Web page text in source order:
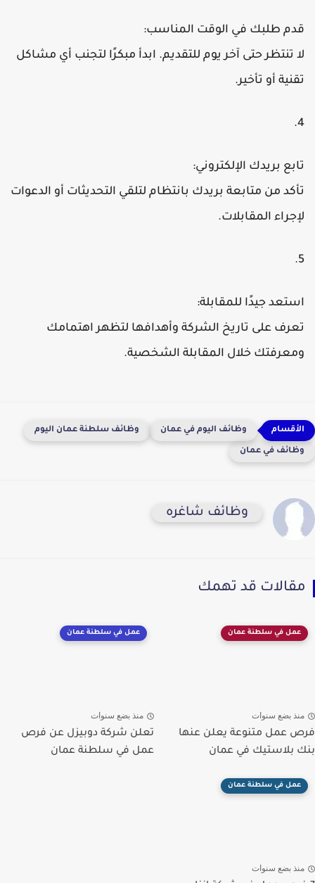
قدم طلبك في الوقت المناسب:
لا تنتظر حتى آخر يوم للتقديم. ابدأ مبكرًا لتجنب أي مشاكل
تقنية أو تأخير.
تابع بريدك الإلكتروني:
تأكد من متابعة بريدك بانتظام لتلقي التحديثات أو الدعوات
لإجراء المقابلات.
استعد جيدًا للمقابلة:
تعرف على تاريخ الشركة وأهدافها لتظهر اهتمامك
ومعرفتك خلال المقابلة الشخصية.
وظائف اليوم في عمان وظائف سلطنة عمان اليوم
وظائف في عمان
وظائف شاغره
مقالات قد تهمك
عمل في سلطنة عمان
منذ بضع سنوات
فرص عمل متنوعة يعلن عنها
بنك بلاستيك في عمان
عمل في سلطنة عمان
منذ بضع سنوات
تعلن شركة دوبيزل عن فرص
عمل في سلطنة عمان
عمل في سلطنة عمان
منذ بضع سنوات